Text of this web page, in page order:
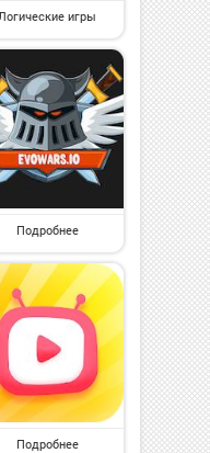
Логические игры
Подробнее
Подробнее